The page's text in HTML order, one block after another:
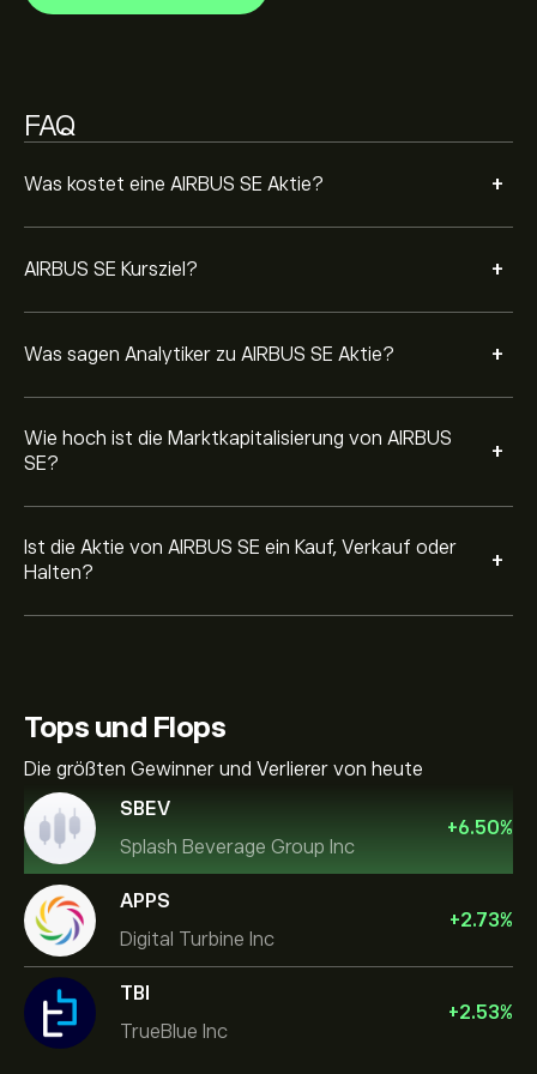
FAQ
Was kostet eine AIRBUS SE Aktie? +
AIRBUS SE Kursziel? +
Was sagen Analytiker zu AIRBUS SE Aktie? +
Wie hoch ist die Marktkapitalisierung von AIRBUS
SE?
+
Ist die Aktie von AIRBUS SE ein Kauf, Verkauf oder
Halten?
+
Konsens: Starker Kauf.
Tops und Flops
Die größten Gewinner und Verlierer von heute
SBEV
Splash Beverage Group Inc
+6.50%
APPS
Digital Turbine Inc
+2.73%
TBI
TrueBlue Inc
+2.53%